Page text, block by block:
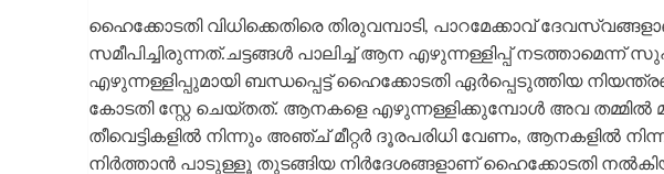
ഹൈക്കോടതി വിധിക്കെതിരെ തിരുവമ്പാടി, പാറമേക്കാവ്
സമീപിച്ചിരുന്നത്.ചട്ടങ്ങള്‍ പാലിച്ച് ആന എഴുന്നള്ളിപ്പ്
എഴുന്നള്ളിപ്പുമായി ബന്ധപ്പെട്ട് ഹൈക്കോടതി ഏര്‍പ്പെടുത്തിയ
കോടതി സ്റ്റേ ചെയ്തത്. ആനകളെ എഴുന്നള്ളിക്കുമ്പോള്‍ അവ തമ്മില്‍
തീവെട്ടികളില്‍ നിന്നും അഞ്ച് മീറ്റര്‍ ദൂരപരിധി വേണം, ആനകളില്‍
നിര്‍ത്താന്‍ പാടുള്ളൂ തുടങ്ങിയ നിര്‍ദേശങ്ങളാണ് ഹൈക്കോടതി